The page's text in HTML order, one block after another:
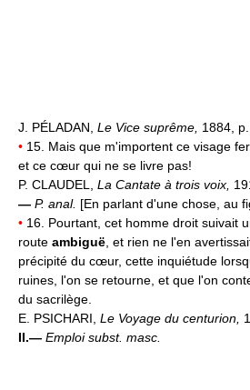
J. PÉLADAN, Le Vice suprême, 1884, p.
• 15. Mais que m'importent ce visage
et ce cœur qui ne se livre pas!
P. CLAUDEL, La Cantate à trois voix,
— P. anal. [En parlant d'une chose, au
• 16. Pourtant, cet homme droit suivait
route ambiguë , et rien ne l'en
précipité du cœur, cette inquiétude
ruines, l'on se retourne, et que l'on
du sacrilège.
E. PSICHARI, Le Voyage du centurion,
II.— Emploi subst. masc.